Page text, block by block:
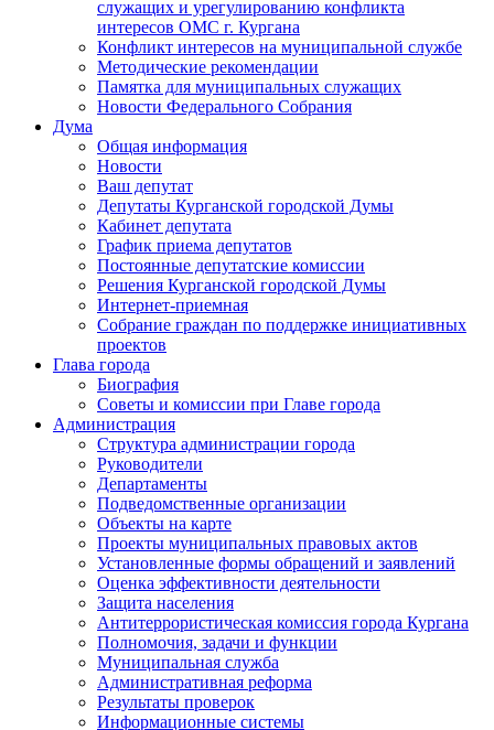
служащих и урегулированию конфликта
интересов ОМС г. Кургана
Конфликт интересов на муниципальной службе
Методические рекомендации
Памятка для муниципальных служащих
Новости Федерального Cобрания
Дума
Общая информация
Новости
Ваш депутат
Депутаты Курганской городской Думы
Кабинет депутата
График приема депутатов
Постоянные депутатские комиссии
Решения Курганской городской Думы
Интернет-приемная
Собрание граждан по поддержке инициативных
проектов
Глава города
Биография
Советы и комиссии при Главе города
Администрация
Структура администрации города
Руководители
Департаменты
Подведомственные организации
Объекты на карте
Проекты муниципальных правовых актов
Установленные формы обращений и заявлений
Оценка эффективности деятельности
Защита населения
Антитеррористическая комиссия города Кургана
Полномочия, задачи и функции
Муниципальная служба
Административная реформа
Результаты проверок
Информационные системы